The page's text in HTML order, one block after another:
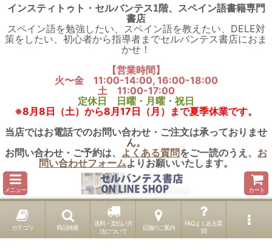
インスティトゥト・セルバンテス1階、スペイン語書籍専門
書店
スペイン語を勉強したい、スペイン語を教えたい、DELE対
策をしたい、初心者から指導者までセルバンテス書店におま
かせ！
【営業時間】
火〜金 11:00-14:00, 16:00-18:00
土 11:00-17:00
定休日 日曜・月曜・祝日
※8月8日（土）から8月17日（月）まで夏季休業です。
当店ではお電話でのお問い合わせ・ご注文は承っておりませ
ん。
お問い合わせ・ご予約は、 よくある質問をご一読のうえ、 お
問い合わせフォームよりお願いいたします。
メニュー カート
カテゴリ 商品検索
送料・支払い方
法について
店舗のご案内
FAQよくある質
問